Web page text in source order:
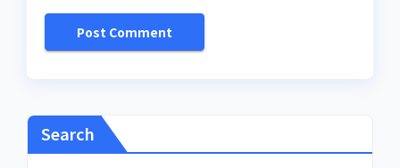
Search